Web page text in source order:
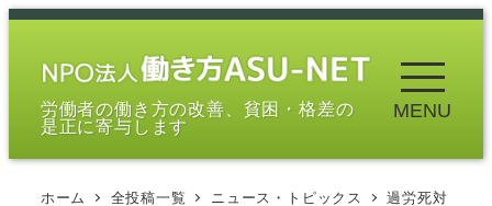
メ
労働者の働き方の改善、貧困・格差の
是正に寄与します
MENU
ホーム 全投稿一覧 ニュース・トピックス
過労死対